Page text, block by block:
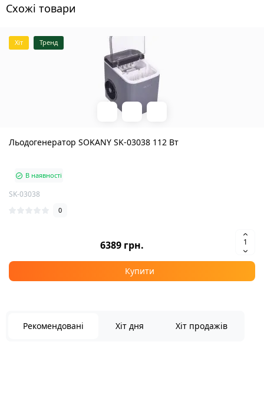
Схожі товари
Хіт Тренд
Льодогенератор SOKANY SK-03038 112 Вт
В наявності
SK-03038
0
6389 грн.
Купити
Рекомендовані Хіт дня Хіт продажів